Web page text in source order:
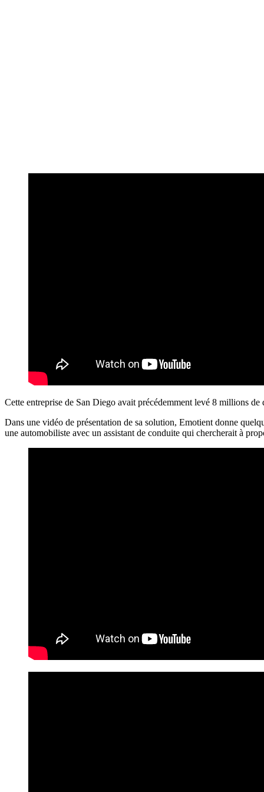
Cette entreprise de San Diego avait précédemment levé 8 millions
Dans une vidéo de présentation de sa solution, Emotient donne
une automobiliste avec un assistant de conduite qui chercherait à